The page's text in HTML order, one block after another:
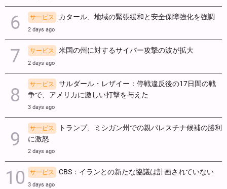
サービス カタール、地域の緊張緩和と安全保障強化を強調
2 days ago
サービス 米国の州に対するサイバー攻撃の波が拡大
2 days ago
サービス
サルダール・レザイー：停戦違反後の17日間の戦
争で、アメリカに激しい打撃を与えた
3 days ago
サービス
トランプ、ミシガン州での親パレスチナ候補の勝利
に激怒
2 days ago
サービス CBS：イランとの新たな協議は計画されていない
3 days ago